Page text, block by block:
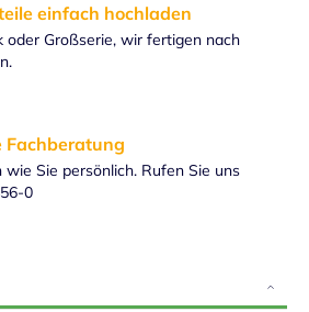
einfach hochladen
oder Großserie, wir fertigen nach
Fachberatung
wie Sie persönlich. Rufen Sie uns
0